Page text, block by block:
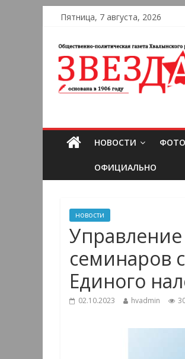
Пятница, 7 августа, 2026
НОВОСТИ
ОФИЦИАЛЬНО
новости
семинаров
Единого
02.10.2023 hvadmin